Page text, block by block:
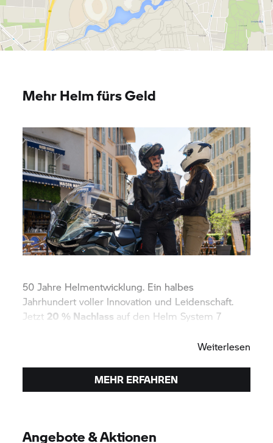
Mehr Helm fürs Geld
50 Jahre Helmentwicklung. Ein halbes
Jahrhundert voller Innovation und Leidenschaft.
Jetzt 20 % Nachlass auf den Helm System 7
Weiterlesen
MEHR ERFAHREN
Angebote & Aktionen